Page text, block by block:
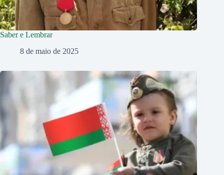
Saber e Lembrar
8 de maio de 2025